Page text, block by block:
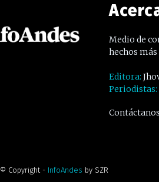
Medio de
hechos
Editora:
Periodistas:
© Copyright - InfoAndes by SZR